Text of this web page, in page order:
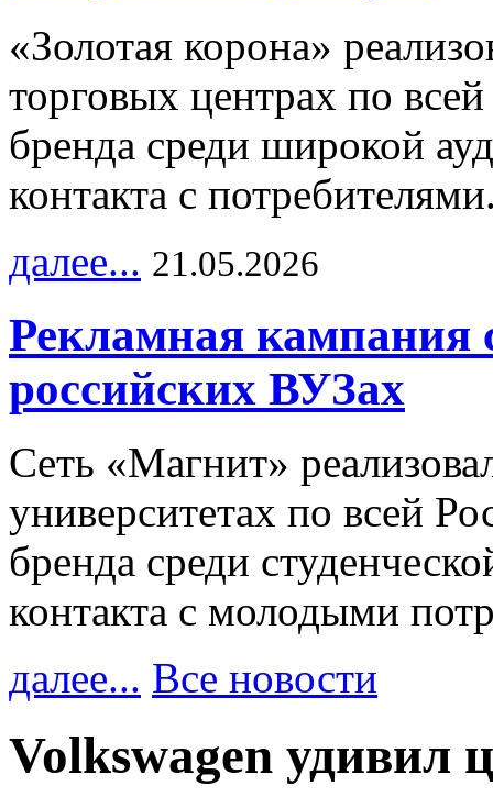
«Золотая корона»
торговых центрах по
бренда среди широкой
контакта с
далее... 21.05.2026
Рекламная кампания
российских ВУЗах
Сеть «Магнит»
университетах по всей
бренда среди
контакта с молодыми
далее... Все новости
Volkswagen удивил